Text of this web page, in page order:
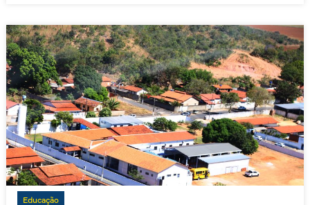
Educação